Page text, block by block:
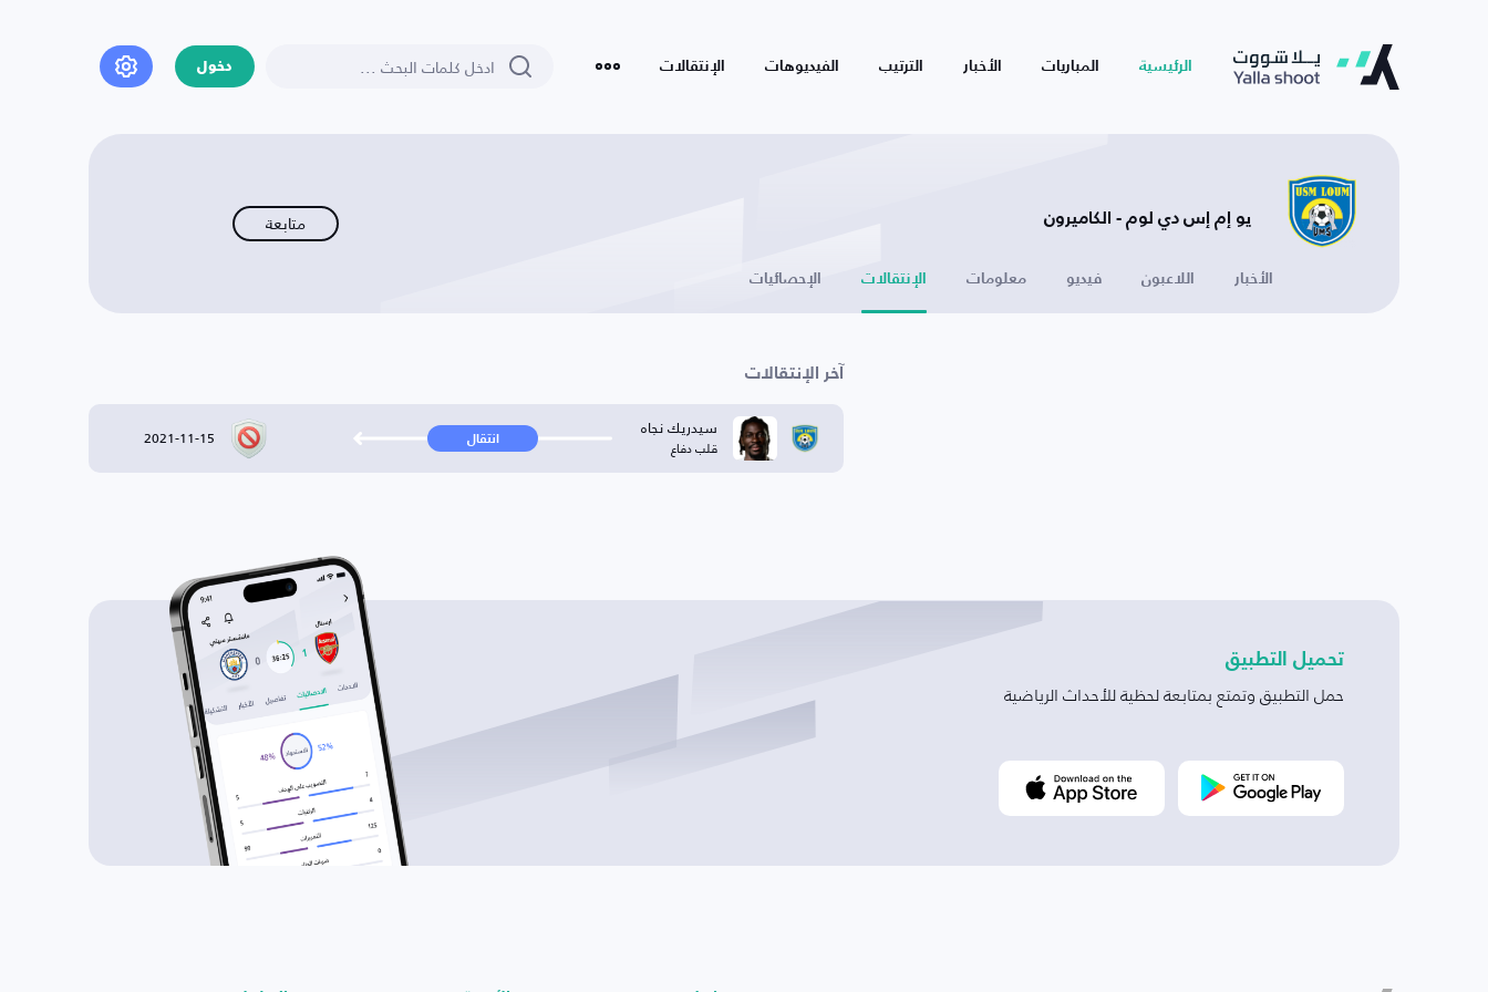
الرئيسية المباريات الأخبار الترتيب الفيديوهات الإنتقالات دخول
يو إم إس دي لوم - الكاميرون متابعة
الأخبار اللاعبون فيديو معلومات الإنتقالات الإحصائيات
آخر الإنتقالات
سيدريك نجاه
قلب دفاع انتقال 2021-11-15
تحميل التطبيق
حمل التطبيق وتمتع بمتابعة لحظية للأحداث الرياضية